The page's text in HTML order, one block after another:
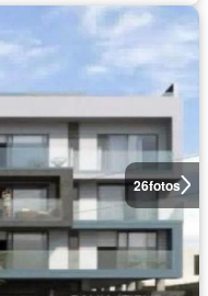
26fotos